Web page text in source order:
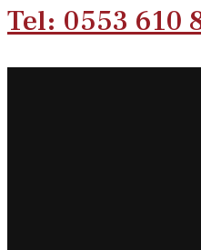
Tel: 0553 610